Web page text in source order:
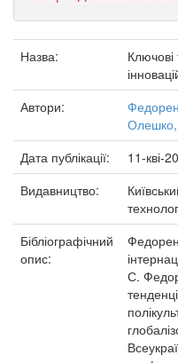
Назва:
Ключові
Автори:
Дата публікації:
11-кві-
Видавництво:
Бібліографічний
опис:
С.